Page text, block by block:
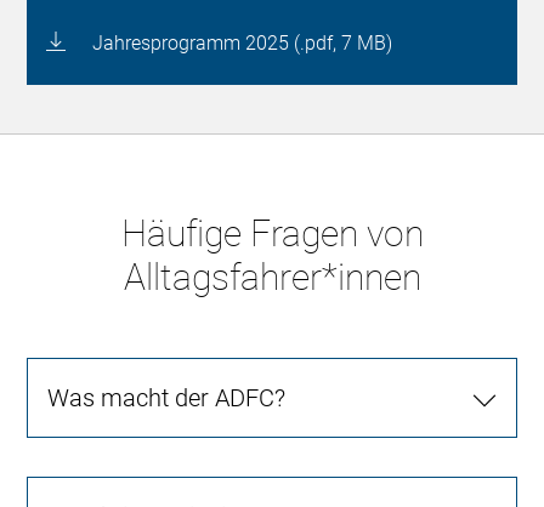
Jahresprogramm 2025 (.pdf, 7 MB)
Häufige Fragen von
Alltagsfahrer*innen
Was macht der ADFC?